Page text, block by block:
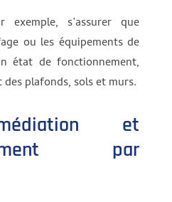
exemple, s’assurer que
ou les équipements de
état de fonctionnement,
plafonds, sols et murs.
et
par